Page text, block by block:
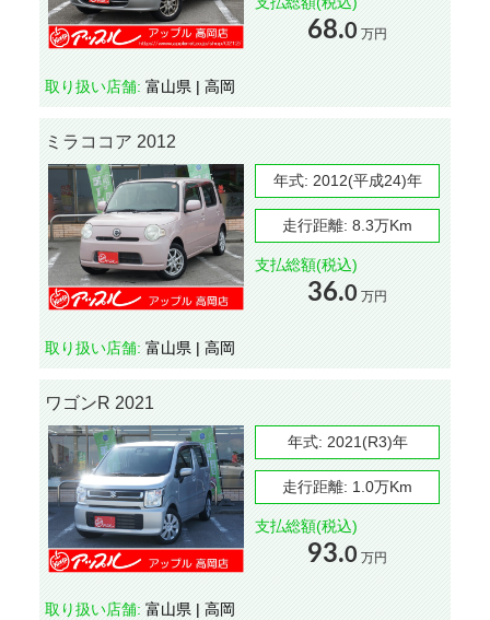
68.0 万円
取り扱い店舗: 富山県 | 高岡
ミラココア 2012
年式: 2012(平成24)年
走行距離: 8.3万Km
支払総額(税込)
36.0 万円
取り扱い店舗: 富山県 | 高岡
ワゴンR 2021
年式: 2021(R3)年
走行距離: 1.0万Km
支払総額(税込)
93.0 万円
取り扱い店舗: 富山県 | 高岡